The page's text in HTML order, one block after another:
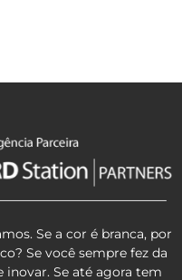
Se a cor é branca, por
Se você sempre fez da
inovar. Se até agora tem